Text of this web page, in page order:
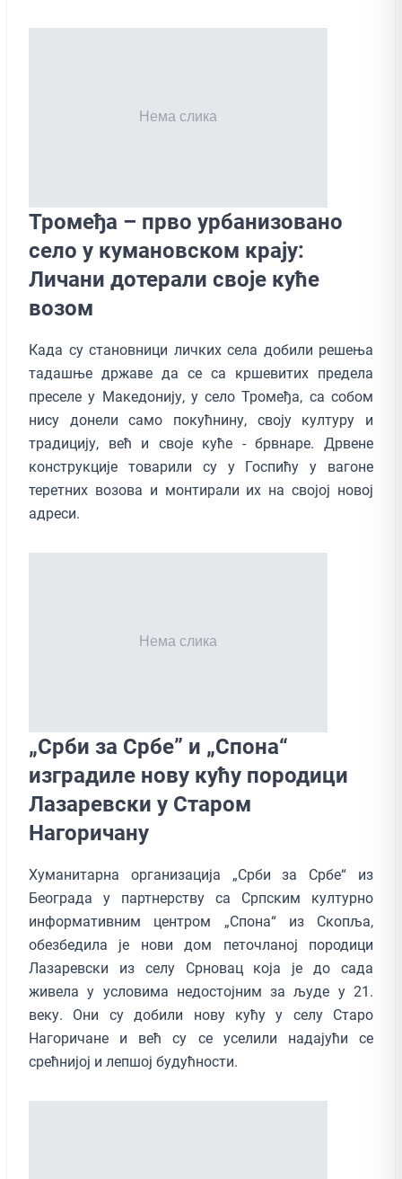
Тромеђа – прво урбанизовано
село у кумановском крају:
Личани дотерали своје куће
возом
Када су становници личких села добили решења
тадашње државе да се са кршевитих предела
преселе у Македонију, у село Тромеђа, са собом
нису донели само покућнину, своју културу и
традицију, већ и своје куће - брвнаре. Дрвене
конструкције товарили су у Госпићу у вагоне
теретних возова и монтирали их на својој новој
адреси.
„Срби за Србе” и „Спона“
изградиле нову кућу породици
Лазaревски у Старом
Нагоричану
Хуманитарна организација „Срби за Србе“ из
Београда у партнерству са Српским културно
информативним центром „Спона“ из Скопља,
обезбедила је нови дом петочланој породици
Лазаревски из селу Срновац која је до сада
живела у условима недостојним за људе у 21.
веку. Они су добили нову кућу у селу Старо
Нагоричане и већ су се уселили надајући се
срећнијој и лепшој будућности.